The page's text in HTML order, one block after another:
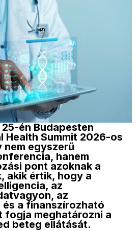
én Budapesten
Health Summit 2026-os
nem egyszerű
hanem
pont azoknak a
akik értik, hogy a
az
az
a finanszírozható
fogja meghatározni a
beteg ellátását.